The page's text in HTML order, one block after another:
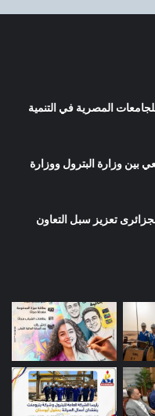
المصرية في التنمية
بين وزارة البترول ووزارة
تعزيز سبل التعاون